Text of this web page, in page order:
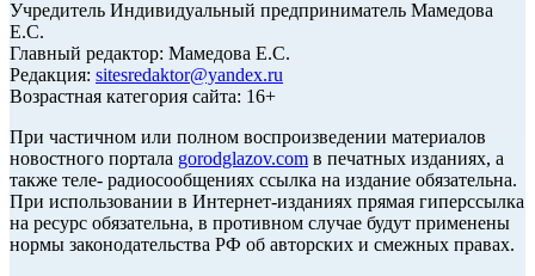
Учредитель Индивидуальный предприниматель Мамедова
Е.С.
Главный редактор: Мамедова Е.С.
Редакция: sitesredaktor@yandex.ru
Возрастная категория сайта: 16+
При частичном или полном воспроизведении материалов
новостного портала gorodglazov.com в печатных изданиях, а
также теле- радиосообщениях ссылка на издание обязательна.
При использовании в Интернет-изданиях прямая гиперссылка
на ресурс обязательна, в противном случае будут применены
нормы законодательства РФ об авторских и смежных правах.